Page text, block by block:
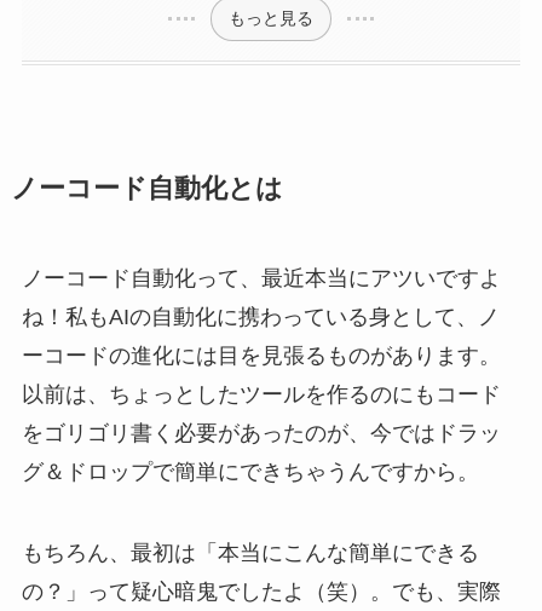
もっと見る
ノーコード自動化とは
ノーコード自動化って、最近本当にアツいですよ
ね！私もAIの自動化に携わっている身として、ノ
ーコードの進化には目を見張るものがあります。
以前は、ちょっとしたツールを作るのにもコード
をゴリゴリ書く必要があったのが、今ではドラッ
グ＆ドロップで簡単にできちゃうんですから。
もちろん、最初は「本当にこんな簡単にできる
の？」って疑心暗鬼でしたよ（笑）。でも、実際